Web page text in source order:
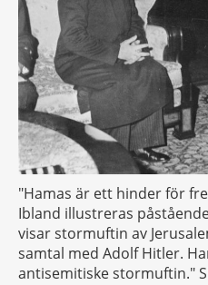
"Hamas är ett hinder för
Ibland illustreras
visar stormuftin av
samtal med Adolf Hitler.
antisemitiske stormuftin."